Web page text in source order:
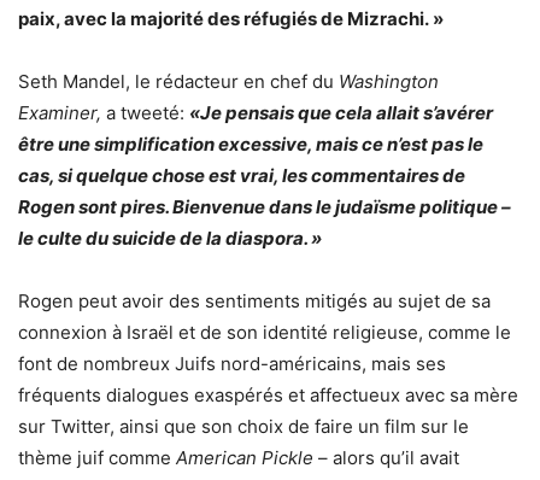
paix, avec la majorité des réfugiés de Mizrachi. »
Seth Mandel, le rédacteur en chef du Washington
Examiner, a tweeté: «Je pensais que cela allait s’avérer
être une simplification excessive, mais ce n’est pas le
cas, si quelque chose est vrai, les commentaires de
Rogen sont pires. Bienvenue dans le judaïsme politique –
le culte du suicide de la diaspora. »
Rogen peut avoir des sentiments mitigés au sujet de sa
connexion à Israël et de son identité religieuse, comme le
font de nombreux Juifs nord-américains, mais ses
fréquents dialogues exaspérés et affectueux avec sa mère
sur Twitter, ainsi que son choix de faire un film sur le
thème juif comme American Pickle – alors qu’il avait